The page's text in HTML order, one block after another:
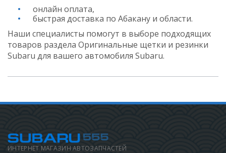
онлайн оплата,
быстрая доставка по Абакану и области.
Наши специалисты помогут в выборе подходящих
товаров раздела Оригинальные щетки и резинки
Subaru для вашего автомобиля Subaru.
ИНТЕРНЕТ МАГАЗИН АВТОЗАПЧАСТЕЙ